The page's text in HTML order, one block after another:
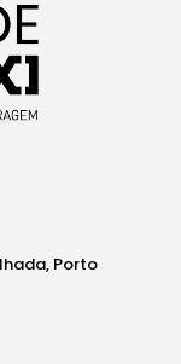
Porto